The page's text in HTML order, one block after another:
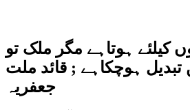
کیلئے ہوتاہے مگر ملک تو
تبدیل ہوچکاہے ; قائد ملت
جعفریہ